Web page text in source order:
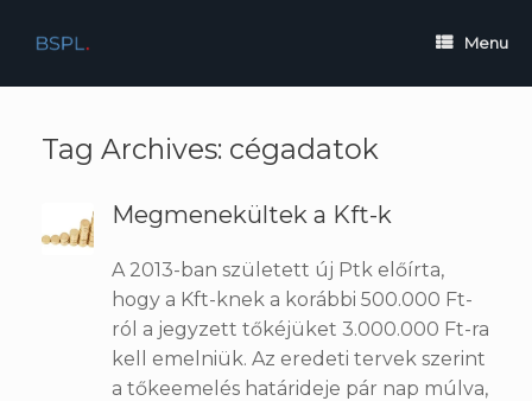
content
Menu
Tag Archives: cégadatok
Megmenekültek a Kft-k
A 2013-ban született új Ptk előírta,
hogy a Kft-knek a korábbi 500.000 Ft-
ról a jegyzett tőkéjüket 3.000.000 Ft-ra
kell emelniük. Az eredeti tervek szerint
a tőkeemelés határideje pár nap múlva,